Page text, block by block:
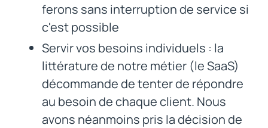
ferons sans interruption de service si
c'est possible
Servir vos besoins individuels : la
littérature de notre métier (le SaaS)
décommande de tenter de répondre
au besoin de chaque client. Nous
avons néanmoins pris la décision de